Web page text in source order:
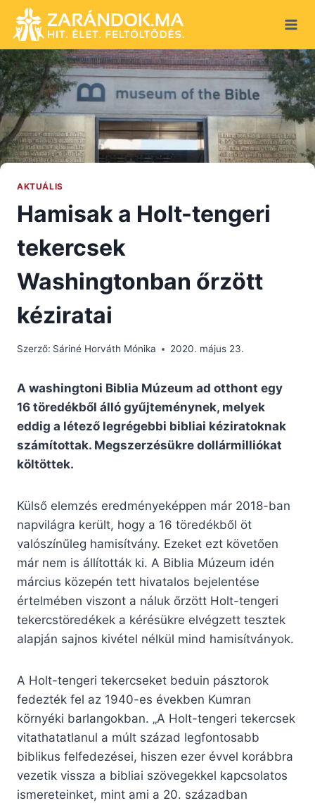
content
AKTUÁLIS
Hamisak a Holt-tengeri
tekercsek
Washingtonban őrzött
kéziratai
Szerző: Sáriné Horváth Mónika 2020. május 23.
A washingtoni Biblia Múzeum ad otthont egy
16 töredékből álló gyűjteménynek, melyek
eddig a létező legrégebbi bibliai kéziratoknak
számítottak. Megszerzésükre dollármilliókat
költöttek.
Külső elemzés eredményeképpen már 2018-ban
napvilágra került, hogy a 16 töredékből öt
valószínűleg hamisítvány. Ezeket ezt követően
már nem is állították ki. A Biblia Múzeum idén
március közepén tett hivatalos bejelentése
értelmében viszont a náluk őrzött Holt-tengeri
tekercstöredékek a kérésükre elvégzett tesztek
alapján sajnos kivétel nélkül mind hamisítványok.
A Holt-tengeri tekercseket beduin pásztorok
fedezték fel az 1940-es években Kumran
környéki barlangokban. „A Holt-tengeri tekercsek
vitathatatlanul a múlt század legfontosabb
biblikus felfedezései, hiszen ezer évvel korábbra
vezetik vissza a bibliai szövegekkel kapcsolatos
ismereteinket, mint ami a 20. században